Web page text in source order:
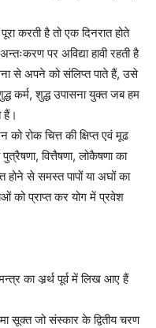
करती है तो एक दिनरात होते
पर अविद्या हावी रहती है
से अपने को संलिप्त पाते हैं, उसे
कर्म, शुद्ध उपासना युक्त जब हम
हैं।
रोक चित्त की क्षिप्त एवं मूढ
वित्तैषणा, लोकैषणा का
होने से समस्त पापों या अघों का
को प्राप्त कर योग में प्रवेश
का अर्र्थ पूर्व में लिख आए हैं
सूक्त जो संस्कार के द्वितीय चरण